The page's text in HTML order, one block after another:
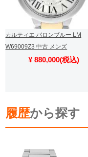
カルティエ バロンブルー LM
W69009Z3 中古 メンズ
¥ 880,000(税込)
履歴から探す